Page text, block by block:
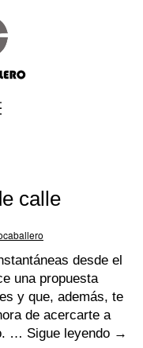
calle
desde el
una propuesta
y que, además, te
de acercarte a
… Sigue leyendo →